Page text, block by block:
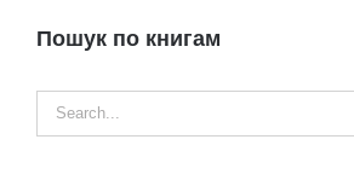
Пошук по книгам